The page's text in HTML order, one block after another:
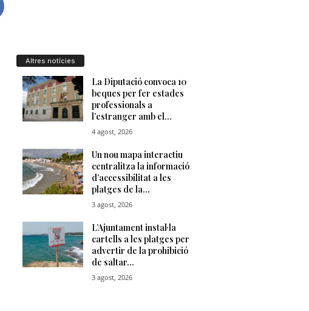
Altres notícies